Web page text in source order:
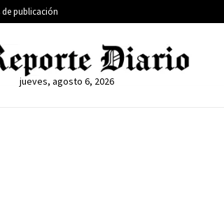
publicación
jueves, agosto 6, 2026